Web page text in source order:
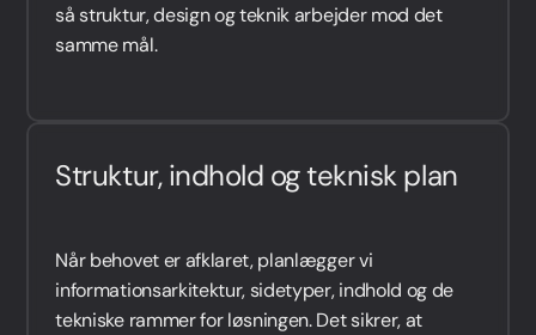
så struktur, design og teknik arbejder mod det
samme mål.
Struktur, indhold og teknisk plan
Når behovet er afklaret, planlægger vi
informationsarkitektur, sidetyper, indhold og de
tekniske rammer for løsningen. Det sikrer, at